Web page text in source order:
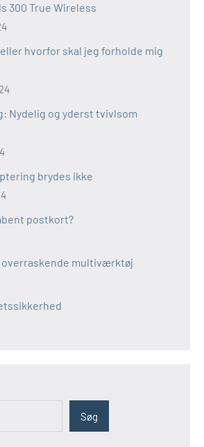
300 True Wireless
hvorfor skal jeg forholde mig
Nydelig og yderst tvivlsom
brydes ikke
postkort?
overraskende multiværktøj
Søg